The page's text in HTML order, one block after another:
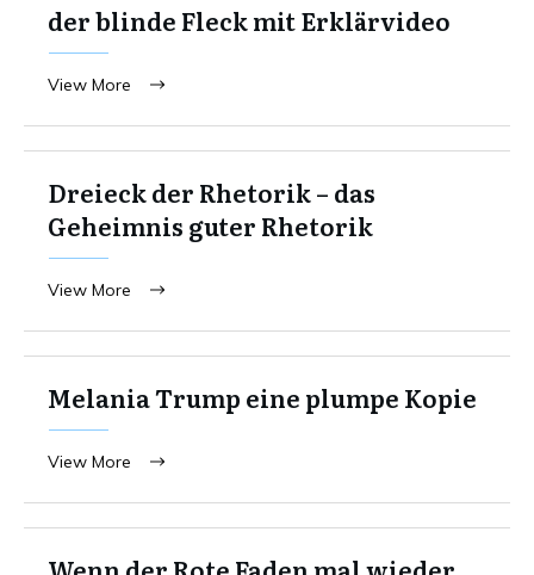
der blinde Fleck mit Erklärvideo
View More
Dreieck der Rhetorik – das
Geheimnis guter Rhetorik
View More
Melania Trump eine plumpe Kopie
View More